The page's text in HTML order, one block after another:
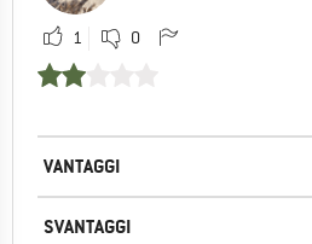
1 0
VANTAGGI
SVANTAGGI